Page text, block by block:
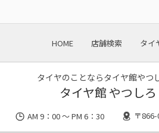
HOME 店舗検索 タイ
タイヤのことならタイヤ館やつ
タイヤ館 やつしろ
AM 9：00 ～ PM 6：30 〒